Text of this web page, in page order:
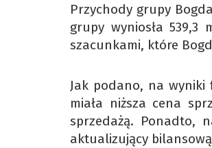
Przychody grupy
grupy wyniosła
szacunkami, które
Jak podano, na wyniki
miała niższa cena
sprzedażą. Ponadto,
aktualizujący